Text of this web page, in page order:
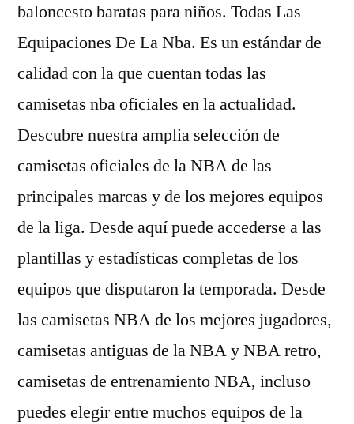
baloncesto baratas para niños. Todas Las
Equipaciones De La Nba. Es un estándar de
calidad con la que cuentan todas las
camisetas nba oficiales en la actualidad.
Descubre nuestra amplia selección de
camisetas oficiales de la NBA de las
principales marcas y de los mejores equipos
de la liga. Desde aquí puede accederse a las
plantillas y estadísticas completas de los
equipos que disputaron la temporada. Desde
las camisetas NBA de los mejores jugadores,
camisetas antiguas de la NBA y NBA retro,
camisetas de entrenamiento NBA, incluso
puedes elegir entre muchos equipos de la